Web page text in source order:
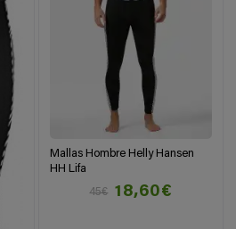
Mallas Hombre Helly Hansen
HH Lifa
45€
18,60€